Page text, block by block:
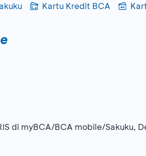
Kartu Kredit BCA
di myBCA/BCA mobile/Sakuku,